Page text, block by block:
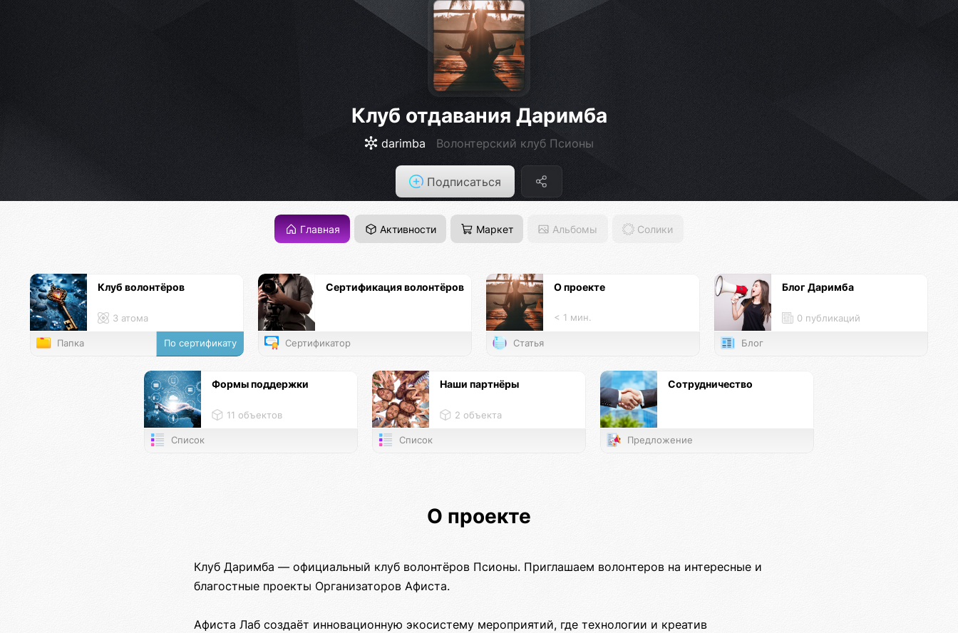
Клуб отдавания Даримба
darimba Волонтерский клуб Псионы
Подписаться
Главная Активности Маркет Альбомы Солики
Клуб волонтёров
3 атома
Папка По сертификату
Сертификация волонтёров
Сертификатор
О проекте
< 1 мин.
Статья
Блог Даримба
0 публикаций
Блог
Формы поддержки
11 объектов
Список
Наши партнёры
2 объекта
Список
Сотрудничество
Предложение
О проекте
Клуб Даримба — официальный клуб волонтёров Псионы. Приглашаем волонтеров на интересные и
благостные проекты Организаторов Афиста.
Афиста Лаб создаёт инновационную экосистему мероприятий, где технологии и креатив